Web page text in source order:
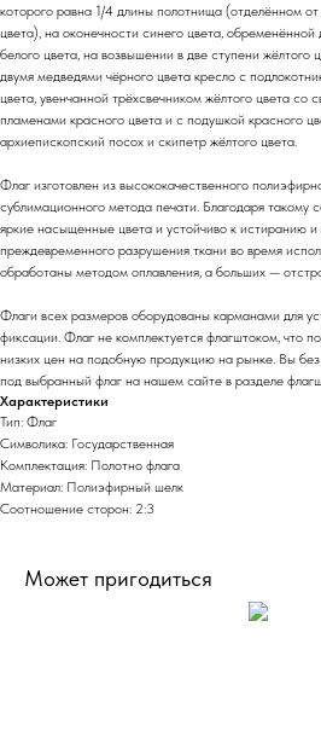
которого равна 1/4 длины полотнища (отделённом
цвета), на оконечности синего цвета,
белого цвета, на возвышении в две ступени
двумя медведями чёрного цвета кресло с
цвета, увенчанной трёхсвечником жёлтого цвета со
пламенами красного цвета и с подушкой красного
архиепископский посох и скипетр жёлтого цвета.
Флаг изготовлен из высококачественного
сублимационного метода печати. Благодаря такому
яркие насыщенные цвета и устойчиво к истиранию
преждевременного разрушения ткани во время
обработаны методом оплавления, а больших —
Флаги всех размеров оборудованы карманами для
фиксации. Флаг не комплектуется флагштоком, что
низких цен на подобную продукцию на рынке. Вы
под выбранный флаг на нашем сайте в разделе
Характеристики
Тип: Флаг
Символика: Государственная
Комплектация: Полотно флага
Материал: Полиэфирный шелк
Соотношение сторон: 2:3
Может пригодиться